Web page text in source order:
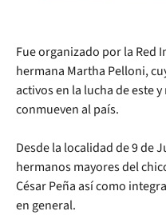
Fue organizado por la Red
hermana Martha Pelloni,
activos en la lucha de este
conmueven al país.
Desde la localidad de 9 de
hermanos mayores del
César Peña así como
en general.